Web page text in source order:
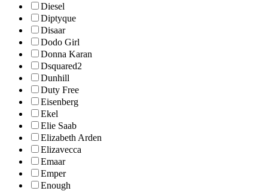
Diesel
Diptyque
Disaar
Dodo Girl
Donna Karan
Dsquared2
Dunhill
Duty Free
Eisenberg
Ekel
Elie Saab
Elizabeth Arden
Elizavecca
Emaar
Emper
Enough